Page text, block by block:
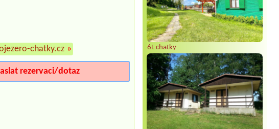
6L chatky
chatky.cz »
rezervaci/dotaz